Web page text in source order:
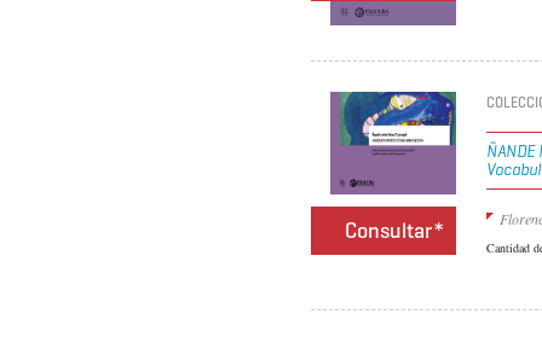
Consultar*
ÑANDE
Cantidad